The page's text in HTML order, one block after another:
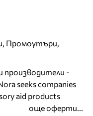
Промоутъри,
производители -
seeks companies
aid products
още оферти...